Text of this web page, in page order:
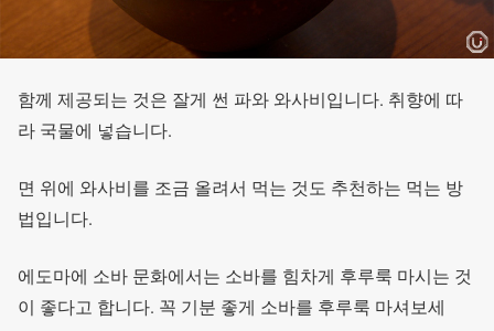
함께 제공되는 것은 잘게 썬 파와 와사비입니다. 취향에 따
라 국물에 넣습니다.
면 위에 와사비를 조금 올려서 먹는 것도 추천하는 먹는 방
법입니다.
에도마에 소바 문화에서는 소바를 힘차게 후루룩 마시는 것
이 좋다고 합니다. 꼭 기분 좋게 소바를 후루룩 마셔보세